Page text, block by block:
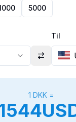
5000
Til
1 DKK=